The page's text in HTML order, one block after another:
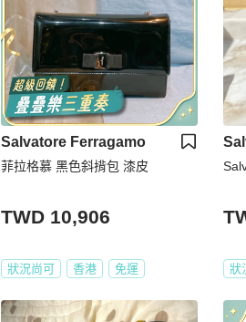
Salvatore Ferragamo
菲拉格慕 黑色斜揹包 漆皮
TWD 10,906
狀況尚可 香港 免運 狀